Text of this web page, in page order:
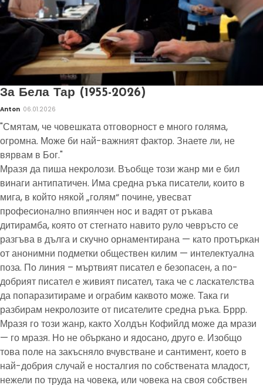
За Бела Тар (1955-2026)
Anton 06.01.2026
"Смятам, че човешката отговорност е много голяма,
огромна. Може би най-важният фактор. Знаете ли, не
вярвам в Бог."
Мразя да пиша некролози. Въобще този жанр ми е бил
винаги антипатичен. Има средна ръка писатели, които в
мига, в който някой „голям“ почине, увесват
професионално впиянчен нос и вадят от ръкава
дитирамба, която от стегнато навито руло чевръсто се
разгъва в дълга и скучно орнаментирана — като протъркан
от анонимни подметки обществен килим — интелектуална
поза. По линия – мъртвият писател е безопасен, а по-
добрият писател е живият писател, така че с ласкателства
да попаразитираме и ограбим каквото може. Така ги
разбирам некролозите от писателите средна ръка. Бррр.
Мразя го този жанр, както Холдън Кофийлд може да мрази
— го мразя. Но не объркано и ядосано, друго е. Изобщо
това поле на закъсняло вчувстване и сантимент, което в
най-добрия случай е носталгия по собствената младост,
нежели по труда на човека, или човека на своя собствен